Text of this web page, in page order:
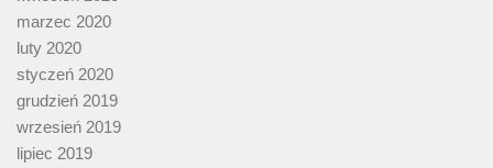
marzec 2020
luty 2020
styczeń 2020
grudzień 2019
wrzesień 2019
lipiec 2019